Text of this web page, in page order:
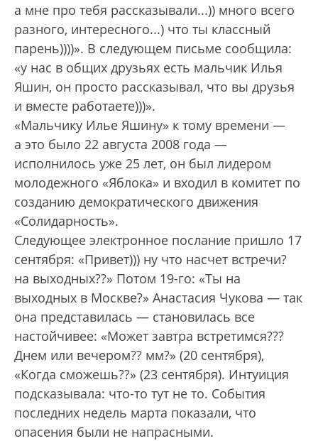
а мне про тебя рассказывали...)) много всего
разного, интересного...) что ты классный
парень))))». В следующем письме сообщила:
«у нас в общих друзьях есть мальчик Илья
Яшин, он просто рассказывал, что вы друзья
и вместе работаете)))».
«Мальчику Илье Яшину» к тому времени —
а это было 22 августа 2008 года —
исполнилось уже 25 лет, он был лидером
молодежного «Яблока» и входил в комитет по
созданию демократического движения
«Солидарность».
Следующее электронное послание пришло 17
сентября: «Привет))) ну что насчет встречи?
на выходных??» Потом 19-го: «Ты на
выходных в Москве?» Анастасия Чукова — так
она представилась — становилась все
настойчивее: «Может завтра встретимся???
Днем или вечером?? мм?» (20 сентября),
«Когда сможешь??» (23 сентября). Интуиция
подсказывала: что-то тут не то. События
последних недель марта показали, что
опасения были не напрасными.